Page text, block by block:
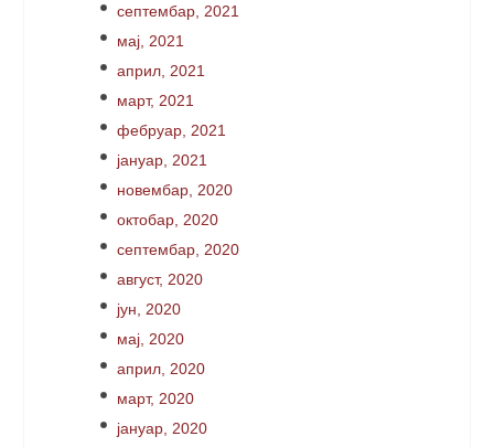
септембар, 2021
мај, 2021
април, 2021
март, 2021
фебруар, 2021
јануар, 2021
новембар, 2020
октобар, 2020
септембар, 2020
август, 2020
јун, 2020
мај, 2020
април, 2020
март, 2020
јануар, 2020